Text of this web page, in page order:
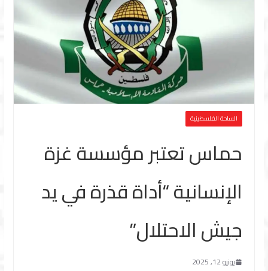
الساحة الفلسطينية
حماس تعتبر مؤسسة غزة
الإنسانية “أداة قذرة في يد
جيش الاحتلال”
يونيو 12, 2025